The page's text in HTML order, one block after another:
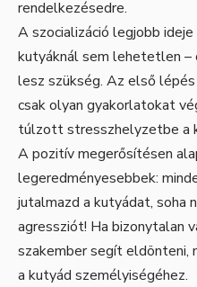
rendelkezésedre.
A szocializáció legjobb
kutyáknál sem lehetetlen –
lesz szükség. Az első
csak olyan gyakorlatokat
túlzott stresszhelyzetbe a
A pozitív megerősítésen
legeredményesebbek:
jutalmazd a kutyádat, soha
agressziót! Ha bizonytalan
szakember segít eldönteni,
a kutyád személyiségéhez.